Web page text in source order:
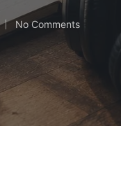
No Comments